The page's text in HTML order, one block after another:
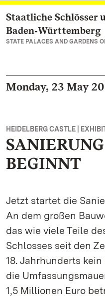
Navigate to main page
Staatliche Schlösser
Baden‑Württemberg
STATE PALACES AND GARDENS
Monday, 23 May
HEIDELBERG CASTLE |
BEGINNT
Jetzt startet die
An dem großen
das wie viele Teile
Schlosses seit den
18. Jahrhunderts
die
1,5 Millionen Euro